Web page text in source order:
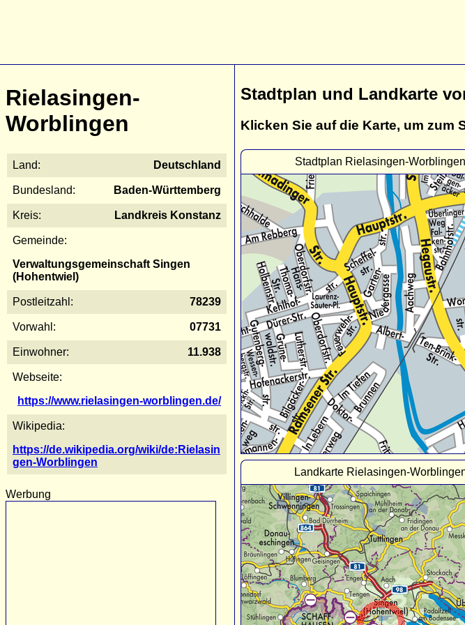
Rielasingen-
Worblingen
Land: Deutschland
Bundesland: Baden-Württemberg
Kreis: Landkreis Konstanz
Gemeinde:
Verwaltungsgemeinschaft Singen
(Hohentwiel)
Postleitzahl: 78239
Vorwahl: 07731
Einwohner: 11.938
Webseite:
https://www.rielasingen-worblingen.de/
Wikipedia:
https://de.wikipedia.org/wiki/de:Rielasin
gen-Worblingen
Werbung
Stadtplan und Landkarte
Klicken Sie auf die Karte, um zum
Stadtplan Rielasingen-Worblingen
Landkarte Rielasingen-